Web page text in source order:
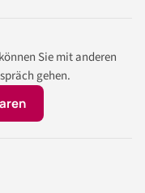
Sie mit anderen
gehen.